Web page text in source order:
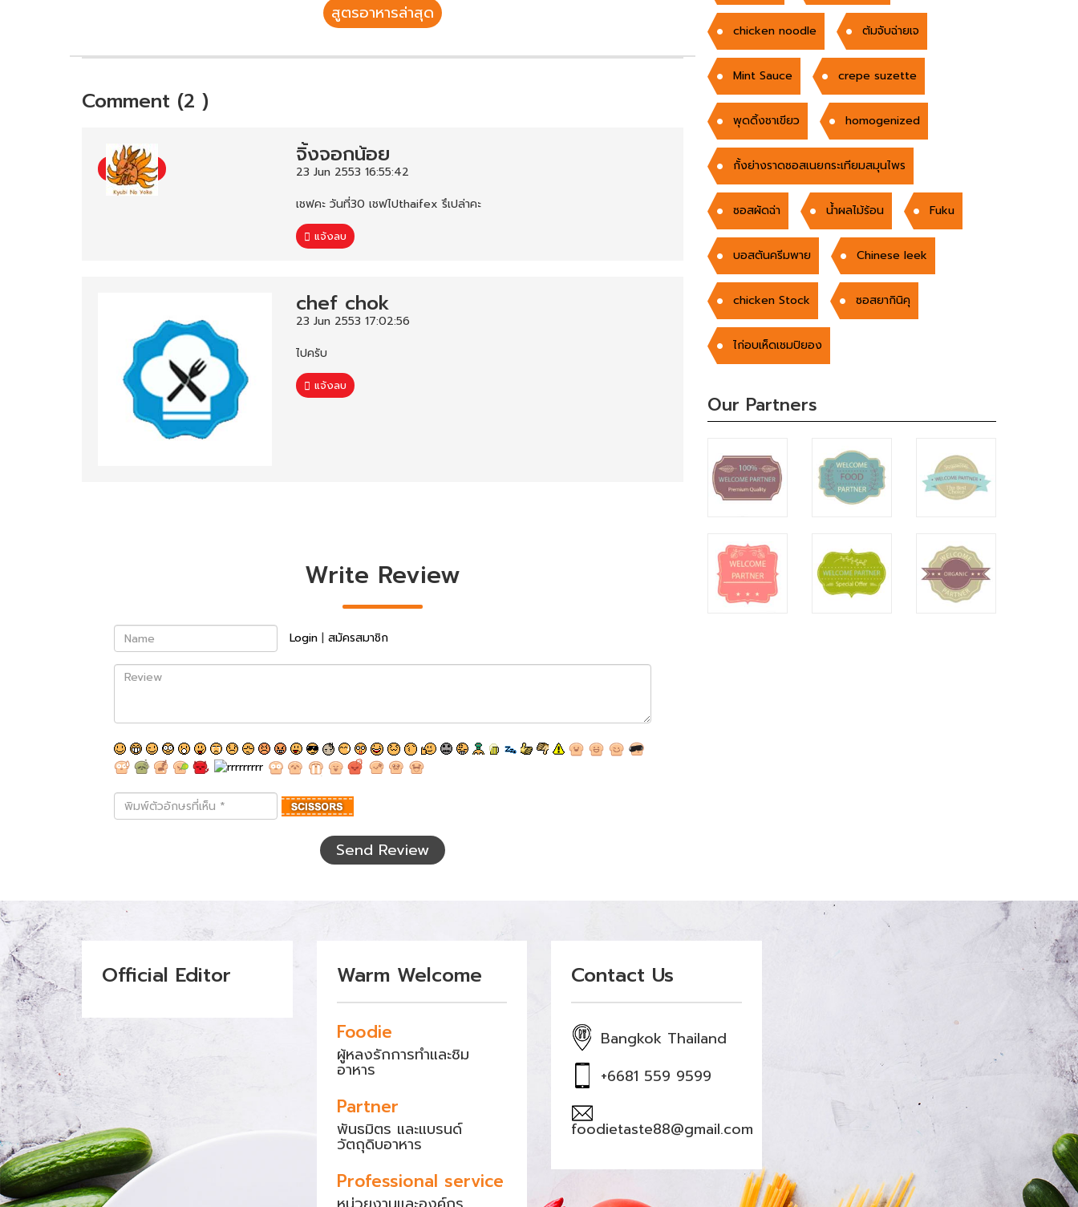
สูตรอาหารล่าสุด
Comment (2 )
จิ้งจอกน้อย
23 Jun 2553 16:55:42
เชฟคะ วันที่30 เชฟไปthaifex รึเปล่าคะ
แจ้งลบ
chef chok
23 Jun 2553 17:02:56
ไปครับ
แจ้งลบ
Write Review
Name Login | สมัครสมาชิก
Review
พิมพ์
ตัว
Send Review
chicken noodle ต้มจับฉ่ายเจ
Mint Sauce crepe suzette
พุดดิ้งชาเขียว homogenized
กั้งย่างราดซอสเนยกระเทียมสมุนไพร
ซอสผัดฉ่า น้ำผลไม้ร้อน Fuku
บอสตันครีมพาย Chinese leek
chicken Stock ซอสยากินิคุ
ไก่อบเห็ดเชมปิยอง
Our Partners
Official Editor Warm Welcome
Foodie
ผู้หลงรักการทำและชิม
อาหาร
Partner
พันธมิตร และแบรนด์
วัตถุดิบอาหาร
Professional service
Contact Us
Bangkok Thailand
+6681 559 9599
foodietaste88@gmail.com